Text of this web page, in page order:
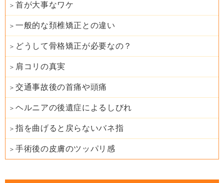
首が大事なワケ
一般的な頚椎矯正との違い
どうして骨格矯正が必要なの？
肩コリの真実
交通事故後の首痛や頭痛
ヘルニアの後遺症によるしびれ
指を曲げると戻らないバネ指
手術後の皮膚のツッパリ感